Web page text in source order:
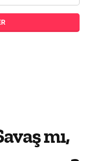
mı,